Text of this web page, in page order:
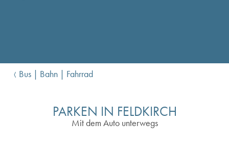
Bus | Bahn | Fahrrad
PARKEN IN FELDKIRCH
Mit dem Auto unterwegs